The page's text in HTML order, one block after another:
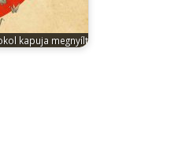
kapuja megnyílt